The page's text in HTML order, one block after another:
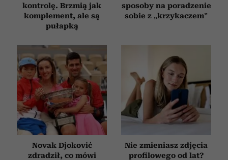
kontrolę. Brzmią jak
komplement, ale są
pułapką
sposoby na poradzenie
sobie z „krzykaczem”
Novak Djoković
zdradził, co mówi
Nie zmieniasz zdjęcia
profilowego od lat?